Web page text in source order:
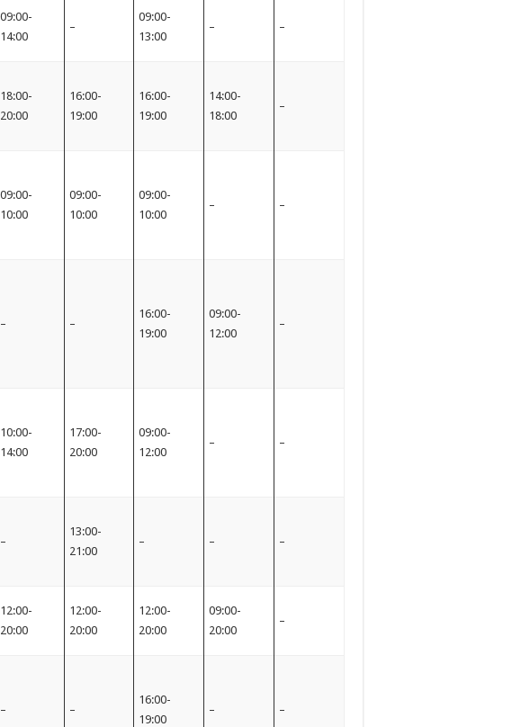
09:00-
14:00
–
09:00-
13:00
– –
18:00-
20:00
16:00-
19:00
16:00-
19:00
14:00-
18:00
–
09:00-
10:00
09:00-
10:00
09:00-
10:00
– –
– –
16:00-
19:00
09:00-
12:00
–
10:00-
14:00
17:00-
20:00
09:00-
12:00
– –
–
13:00-
21:00
– – –
12:00-
20:00
12:00-
20:00
12:00-
20:00
09:00-
20:00
–
– –
16:00-
19:00
– –